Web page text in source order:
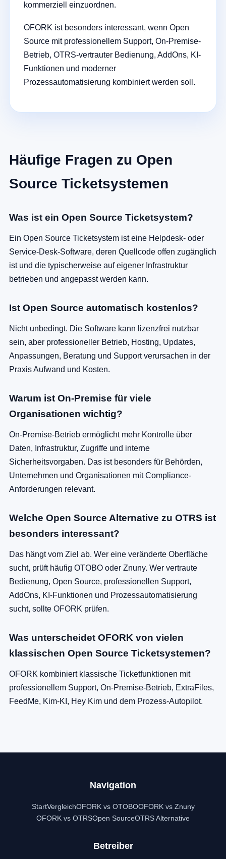
kommerziell einzuordnen.
OFORK ist besonders interessant, wenn Open
Source mit professionellem Support, On-Premise-
Betrieb, OTRS-vertrauter Bedienung, AddOns, KI-
Funktionen und moderner
Prozessautomatisierung kombiniert werden soll.
Häufige Fragen zu Open
Source Ticketsystemen
Was ist ein Open Source Ticketsystem?
Ein Open Source Ticketsystem ist eine Helpdesk- oder
Service-Desk-Software, deren Quellcode offen zugänglich
ist und die typischerweise auf eigener Infrastruktur
betrieben und angepasst werden kann.
Ist Open Source automatisch kostenlos?
Nicht unbedingt. Die Software kann lizenzfrei nutzbar
sein, aber professioneller Betrieb, Hosting, Updates,
Anpassungen, Beratung und Support verursachen in der
Praxis Aufwand und Kosten.
Warum ist On-Premise für viele
Organisationen wichtig?
On-Premise-Betrieb ermöglicht mehr Kontrolle über
Daten, Infrastruktur, Zugriffe und interne
Sicherheitsvorgaben. Das ist besonders für Behörden,
Unternehmen und Organisationen mit Compliance-
Anforderungen relevant.
Welche Open Source Alternative zu OTRS ist
besonders interessant?
Das hängt vom Ziel ab. Wer eine veränderte Oberfläche
sucht, prüft häufig OTOBO oder Znuny. Wer vertraute
Bedienung, Open Source, professionellen Support,
AddOns, KI-Funktionen und Prozessautomatisierung
sucht, sollte OFORK prüfen.
Was unterscheidet OFORK von vielen
klassischen Open Source Ticketsystemen?
OFORK kombiniert klassische Ticketfunktionen mit
professionellem Support, On-Premise-Betrieb, ExtraFiles,
FeedMe, Kim-KI, Hey Kim und dem Prozess-Autopilot.
Navigation
StartVergleichOFORK vs OTOBOOFORK vs Znuny
OFORK vs OTRSOpen SourceOTRS Alternative
Betreiber